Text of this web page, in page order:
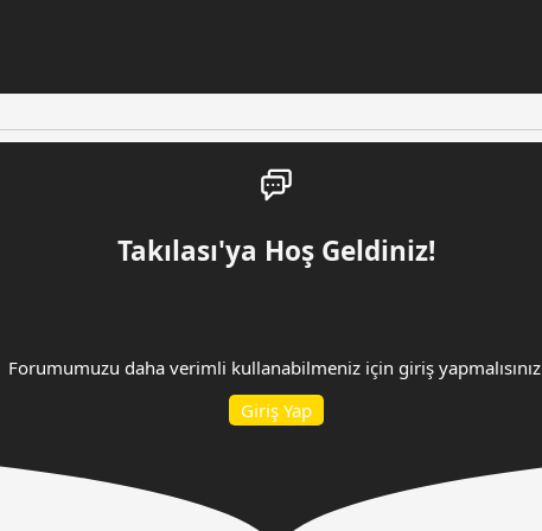
Takılası'ya Hoş Geldiniz!
Forumumuzu daha verimli kullanabilmeniz için giriş
Giriş Yap